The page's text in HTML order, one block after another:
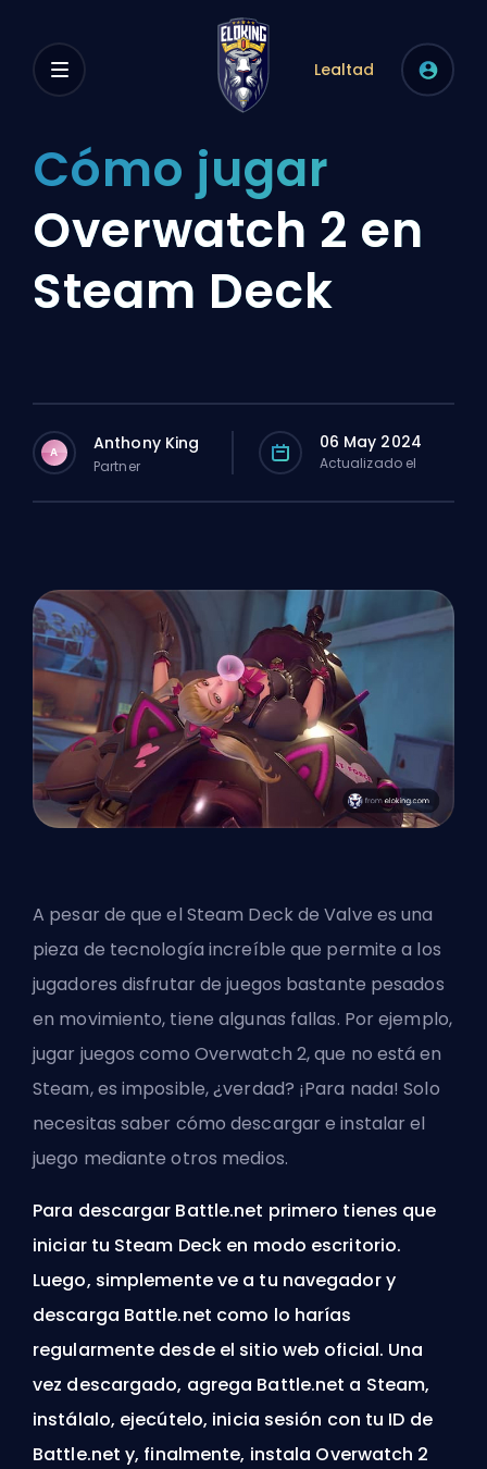
Lealtad
Cómo jugar
Overwatch 2 en
Steam Deck
A Anthony King
Partner
06 May 2024
Actualizado el
A pesar de que el Steam Deck deValve es una
pieza de tecnología increíble que permite a los
jugadores disfrutar de juegos bastante pesados
en movimiento, tiene algunas fallas. Por ejemplo,
jugar juegos como Overwatch 2, que no está en
Steam, es imposible, ¿verdad? ¡Para nada! Solo
necesitas saber cómo descargar e instalar el
juego mediante otros medios.
Para descargar Battle.net primero tienes que
iniciar tu Steam Deck en modo escritorio.
Luego, simplemente ve a tu navegador y
descarga Battle.net como lo harías
regularmente desde el sitio web oficial. Una
vez descargado, agrega Battle.net a Steam,
instálalo, ejecútelo, inicia sesión con tu ID de
Battle.net y, finalmente, instala Overwatch 2